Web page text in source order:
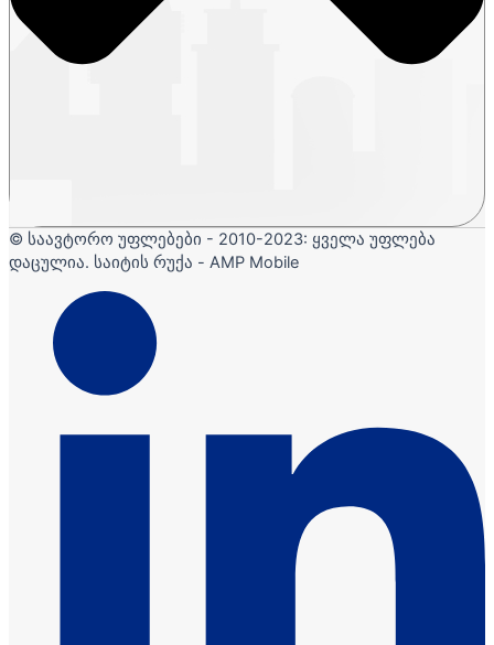
© საავტორო უფლებები - 2010-2023: ყველა უფლება
დაცულია. საიტის რუქა - AMP Mobile